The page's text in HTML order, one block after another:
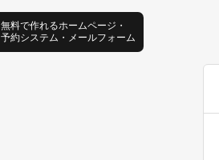
無料で作れるホームページ・
予約システム・メールフォーム